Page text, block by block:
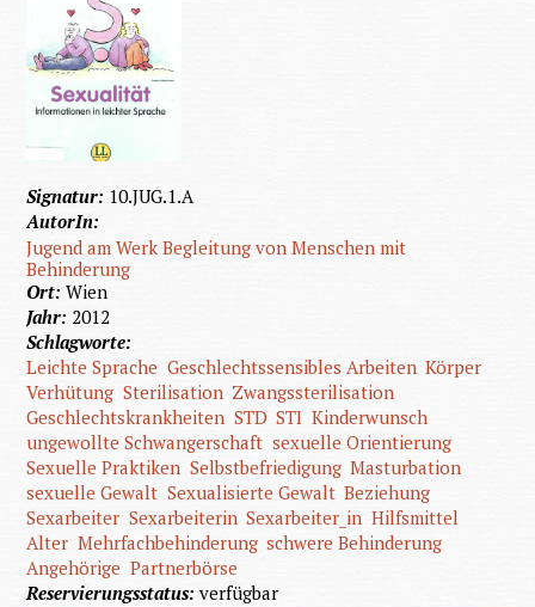
Signatur: 10.JUG.1.A
AutorIn:
Jugend am Werk Begleitung von Menschen mit
Behinderung
Ort:Wien
Jahr: 2012
Schlagworte:
Leichte Sprache Geschlechtssensibles Arbeiten Körper
Verhütung Sterilisation Zwangssterilisation
Geschlechtskrankheiten STD STI Kinderwunsch
ungewollte Schwangerschaft sexuelle Orientierung
Sexuelle Praktiken Selbstbefriedigung Masturbation
sexuelle Gewalt Sexualisierte Gewalt Beziehung
Sexarbeiter Sexarbeiterin Sexarbeiter_in Hilfsmittel
Alter Mehrfachbehinderung schwere Behinderung
Angehörige Partnerbörse
Reservierungsstatus:verfügbar